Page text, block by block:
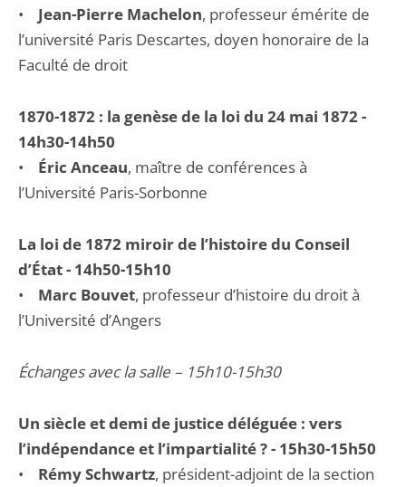
• Jean-Pierre Machelon, professeur émérite de
l’université Paris Descartes, doyen honoraire de la
Faculté de droit
1870-1872 : la genèse de la loi du 24 mai 1872 -
14h30-14h50
• Éric Anceau, maître de conférences à
l’Université Paris-Sorbonne
La loi de 1872 miroir de l’histoire du Conseil
d’État - 14h50-15h10
• Marc Bouvet, professeur d’histoire du droit à
l’Université d’Angers
Échanges avec la salle – 15h10-15h30
Un siècle et demi de justice déléguée : vers
l’indépendance et l’impartialité ? - 15h30-15h50
• Rémy Schwartz, président-adjoint de la section